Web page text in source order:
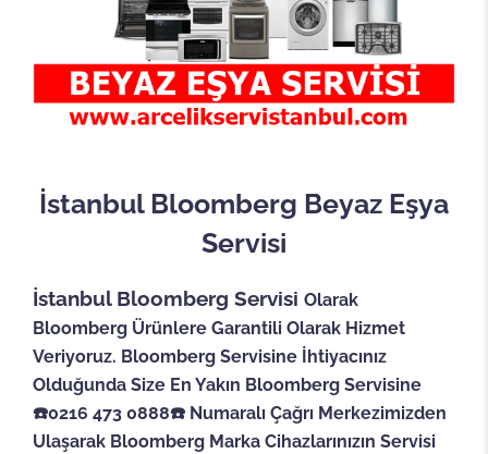
İstanbul Bloomberg Beyaz Eşya
Servisi
İstanbul Bloomberg Servisi Olarak
Bloomberg Ürünlere Garantili Olarak Hizmet
Veriyoruz. Bloomberg Servisine İhtiyacınız
Olduğunda Size En Yakın Bloomberg Servisine
☎️0216 473 0888☎️ Numaralı Çağrı Merkezimizden
Ulaşarak Bloomberg Marka Cihazlarınızın Servisi